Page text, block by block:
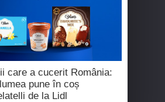
care a cucerit România:
pune în coș
de la Lidl